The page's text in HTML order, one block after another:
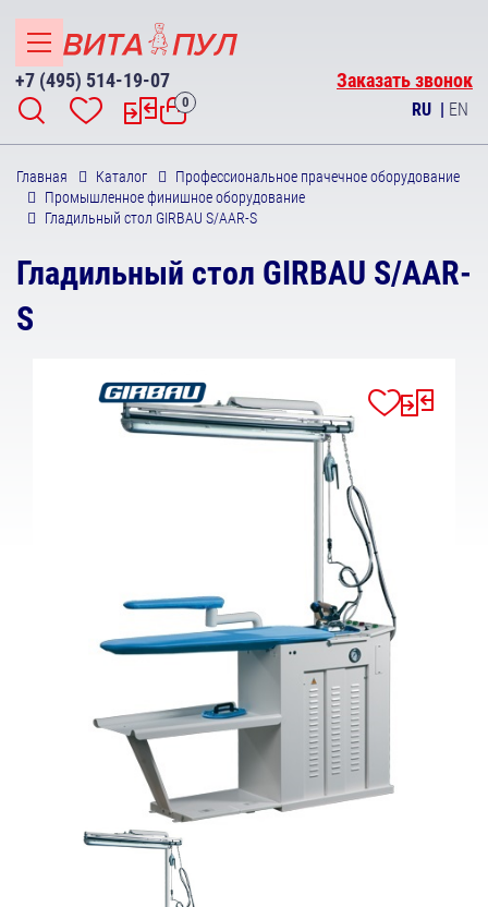
+7 (495) 514-19-07 Заказать звонок
0 RU | EN
Главная Каталог
Профессиональное прачечное оборудование
Промышленное финишное оборудование
Гладильный стол GIRBAU S/AAR-S
Гладильный стол GIRBAU S/AAR-
S